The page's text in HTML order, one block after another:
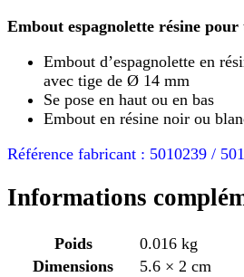
Embout espagnolette résine
Embout d’espagnolette en
avec tige de Ø 14 mm
Se pose en haut ou en bas
Embout en résine noir ou
Référence fabricant : 5010239 /
Informations
Poids
0.016 kg
Dimensions
5.6 × 2 cm